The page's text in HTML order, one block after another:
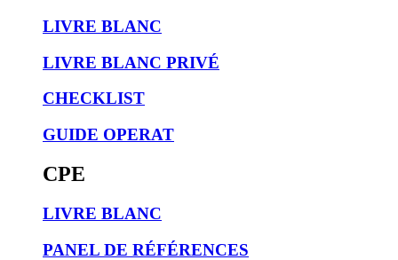
LIVRE BLANC
LIVRE BLANC PRIVÉ
CHECKLIST
GUIDE OPERAT
CPE
LIVRE BLANC
PANEL DE RÉFÉRENCES